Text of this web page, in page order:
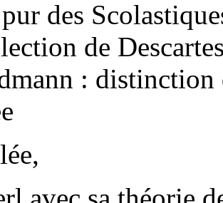
des
de
: distinction